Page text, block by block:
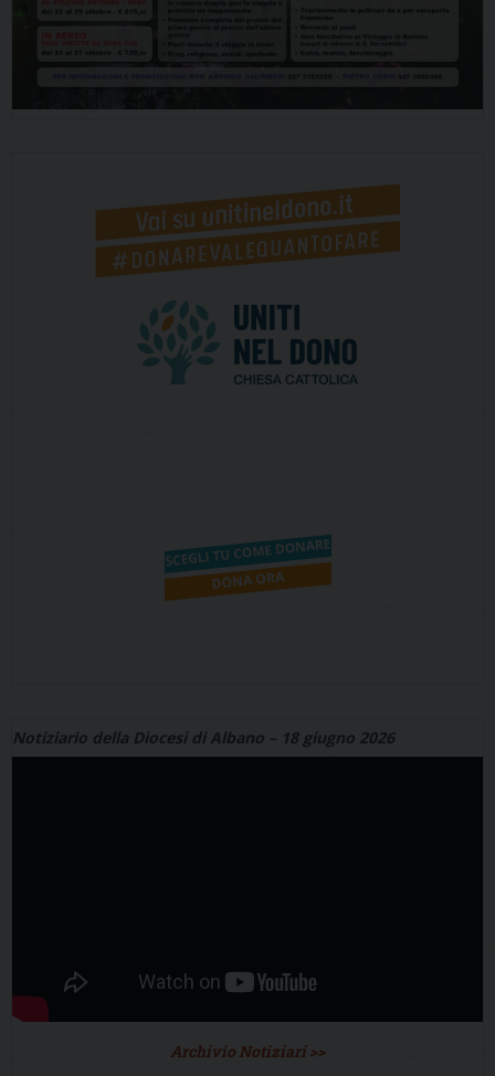
Notiziario della Diocesi di Albano – 18 giugno 2026
Archivio Notiziari >>